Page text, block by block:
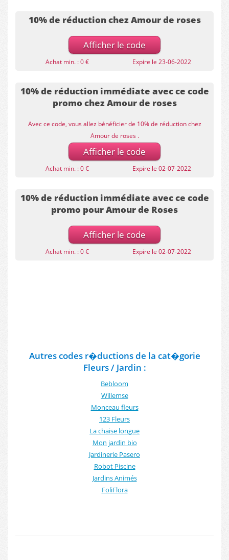
10% de réduction chez Amour de roses
Afficher le code
Achat min. : 0 € Expire le 23-06-2022
10% de réduction immédiate avec ce code
promo chez Amour de roses
Avec ce code, vous allez bénéficier de 10% de réduction chez
Amour de roses .
Afficher le code
Achat min. : 0 € Expire le 02-07-2022
10% de réduction immédiate avec ce code
promo pour Amour de Roses
Afficher le code
Achat min. : 0 € Expire le 02-07-2022
Autres codes r�ductions de la cat�gorie
Fleurs / Jardin :
Bebloom
Willemse
Monceau fleurs
123 Fleurs
La chaise longue
Mon jardin bio
Jardinerie Pasero
Robot Piscine
Jardins Animés
FoliFlora